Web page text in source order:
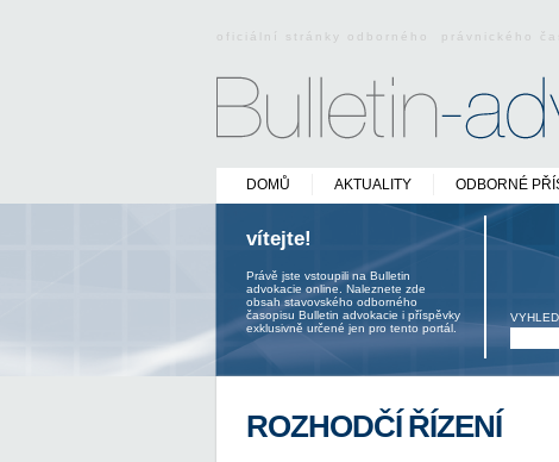
oficiální stránky odborného právnického
DOMŮ AKTUALITY ODBORNÉ
vítejte!
Právě jste vstoupili na Bulletin
advokacie online. Naleznete zde
obsah stavovského odborného
časopisu Bulletin advokacie i příspěvky
exklusivně určené jen pro tento portál.
ROZHODČÍ ŘÍZENÍ